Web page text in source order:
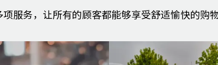
服务，让所有的顾客都能够享受舒适愉快的购